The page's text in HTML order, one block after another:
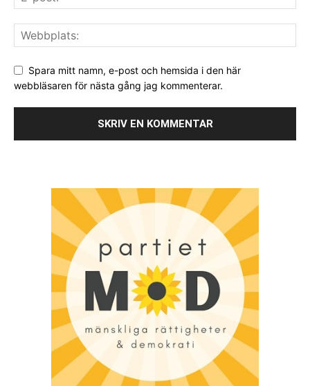
Spara mitt namn, e-post och hemsida i den här
webbläsaren för nästa gång jag kommenterar.